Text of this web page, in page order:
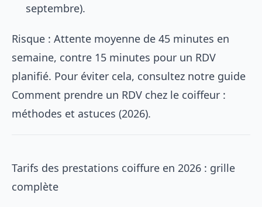
septembre).
Risque : Attente moyenne de 45 minutes en
semaine, contre 15 minutes pour un RDV
planifié. Pour éviter cela, consultez notre guide
Comment prendre un RDV chez le coiffeur :
méthodes et astuces (2026).
Tarifs des prestations coiffure en 2026 : grille
complète